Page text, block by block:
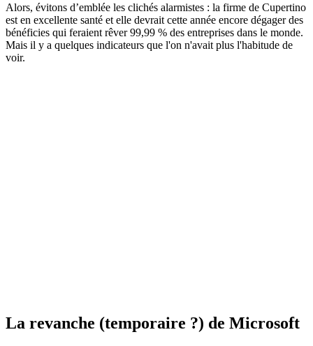
Alors, évitons d’emblée les clichés alarmistes : la firme de Cupertino
est en excellente santé et elle devrait cette année encore dégager des
bénéficies qui feraient rêver 99,99 % des entreprises dans le monde.
Mais il y a quelques indicateurs que l'on n'avait plus l'habitude de
voir.
La revanche (temporaire ?) de Microsoft